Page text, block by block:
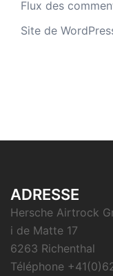
Flux des
Site de
ADRESSE
Hersche Airtrock
i de Matte 17
6263 Richenthal
Téléphone